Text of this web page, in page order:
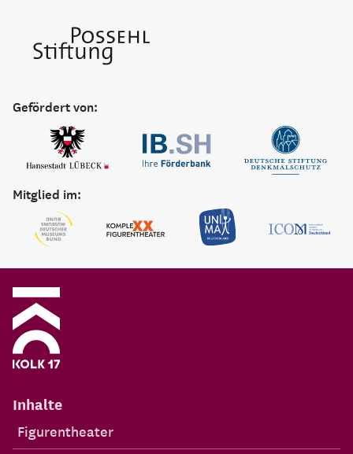
Gefördert von:
Mitglied im:
Inhalte
Figurentheater